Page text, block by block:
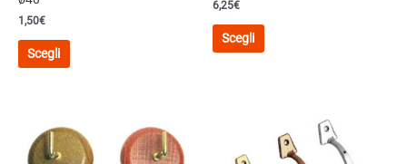
1,50€
Scegli
Questo
Le
6,25€
Scegli
Questo
opzioni